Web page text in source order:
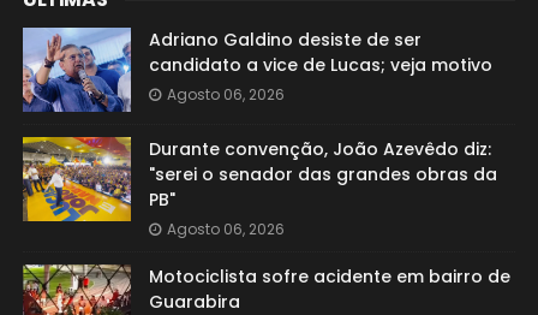
Adriano Galdino desiste de ser
candidato a vice de Lucas; veja motivo
Agosto 06, 2026
Durante convenção, João Azevêdo diz:
"serei o senador das grandes obras da
PB"
Agosto 06, 2026
Motociclista sofre acidente em bairro de
Guarabira